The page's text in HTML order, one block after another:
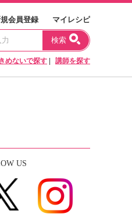
会員登録 マイレシピ
検索
めないで探す 講師を探す
US